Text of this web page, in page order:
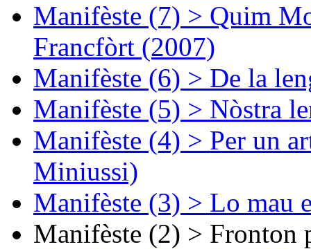
Manifèste (7) > Quim
Francfòrt (2007)
Manifèste (6) > De la
Manifèste (5) > Nòstra
Manifèste (4) > Per un
Miniussi)
Manifèste (3) > Lo mau
Manifèste (2) > Fronton